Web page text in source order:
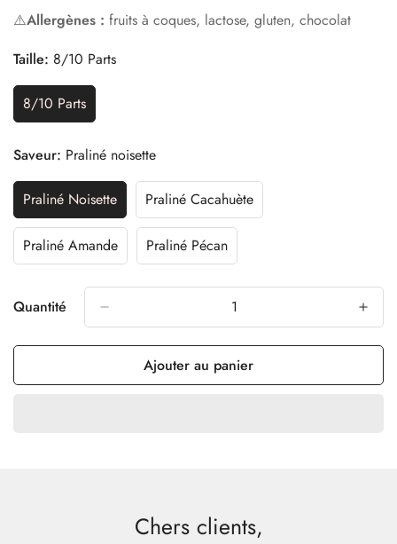
⚠️Allergènes : fruits à coques, lactose, gluten, chocolat
Taille: 8/10 Parts
8/10 Parts
Variante
Épuisée
Ou
Indisponible
Saveur: Praliné noisette
Praliné Noisette
Variante
Épuisée
Ou
Indisponible
Praliné Cacahuète
Variante
Épuisée
Ou
Indisponible
Praliné Amande
Variante
Épuisée
Ou
Indisponible
Praliné Pécan
Variante
Épuisée
Ou
Indisponible
Quantité
Ajouter au panier
Chers clients,